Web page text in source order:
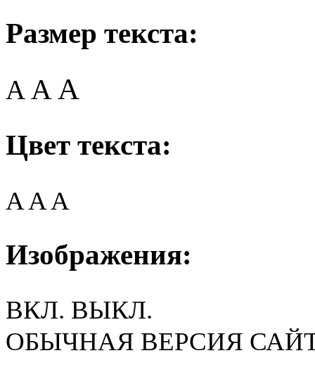
Размер текста:
A AA
Цвет текста:
AAA
Изображения:
ВКЛ. ВЫКЛ.
ОБЫЧНАЯ ВЕРСИЯ